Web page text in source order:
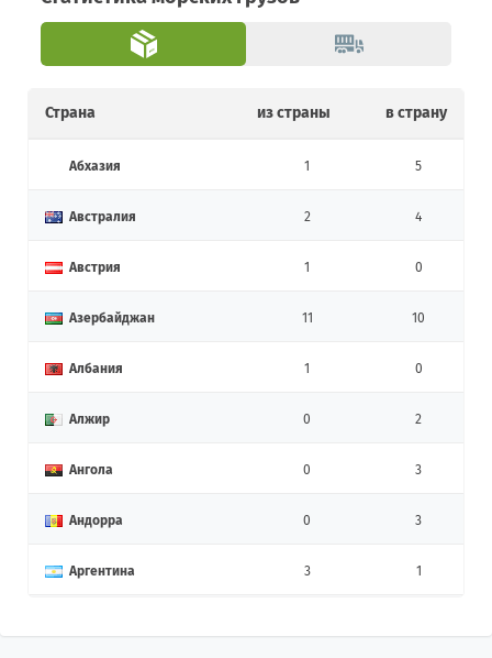
Страна из страны в страну
Абхазия 1 5
Австралия 2 4
Австрия 1 0
Азербайджан 11 10
Албания 1 0
Алжир 0 2
Ангола 0 3
Андорра 0 3
Аргентина 3 1